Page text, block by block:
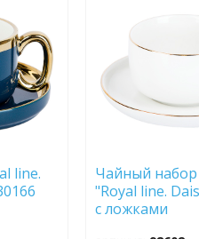
line.
Чайный набор
"Royal line.
с ложками